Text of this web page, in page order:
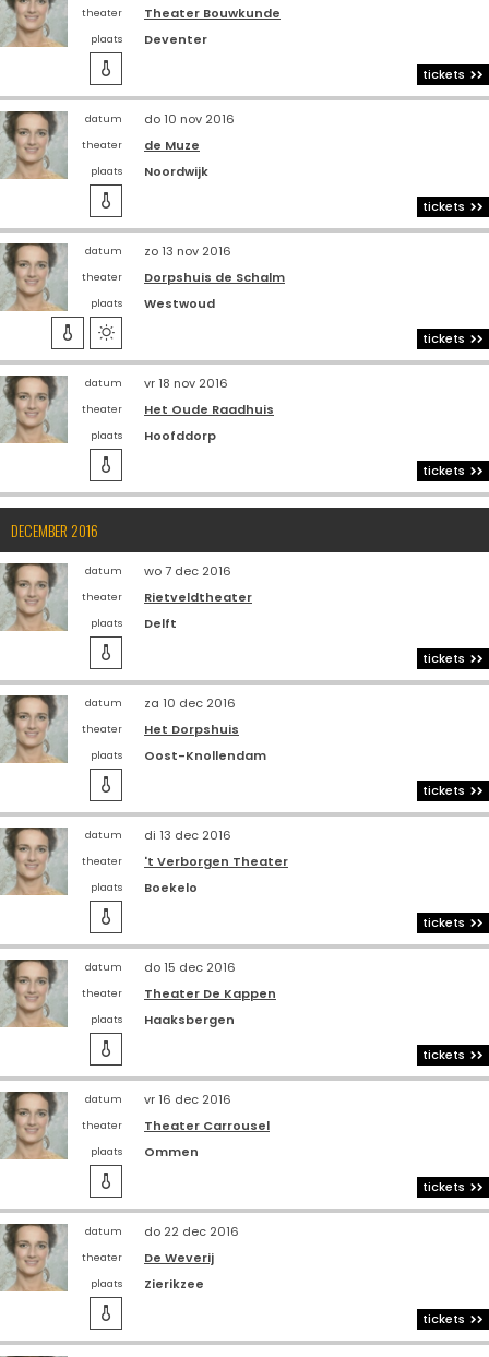
theater Theater Bouwkunde
plaats Deventer
 tickets
datum do 10 nov 2016
theater de Muze
plaats Noordwijk
 tickets
datum zo 13 nov 2016
theater Dorpshuis de Schalm
plaats Westwoud
  tickets
datum vr 18 nov 2016
theater Het Oude Raadhuis
plaats Hoofddorp
 tickets
DECEMBER 2016
datum wo 7 dec 2016
theater Rietveldtheater
plaats Delft
 tickets
datum za 10 dec 2016
theater Het Dorpshuis
plaats Oost-Knollendam
 tickets
datum di 13 dec 2016
theater 't Verborgen Theater
plaats Boekelo
 tickets
datum do 15 dec 2016
theater Theater De Kappen
plaats Haaksbergen
 tickets
datum vr 16 dec 2016
theater Theater Carrousel
plaats Ommen
 tickets
datum do 22 dec 2016
theater De Weverij
plaats Zierikzee
 tickets